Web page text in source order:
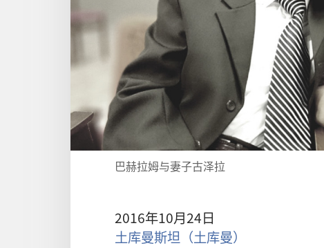
巴赫拉姆与妻子古泽拉
2016年10月24日
土库曼斯坦（土库曼）